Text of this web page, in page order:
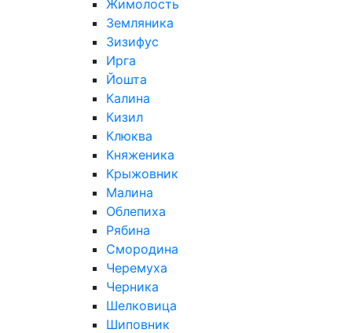
Жимолость
Земляника
Зизифус
Ирга
Йошта
Калина
Кизил
Клюква
Княженика
Крыжовник
Малина
Облепиха
Рябина
Смородина
Черемуха
Черника
Шелковица
Шиповник